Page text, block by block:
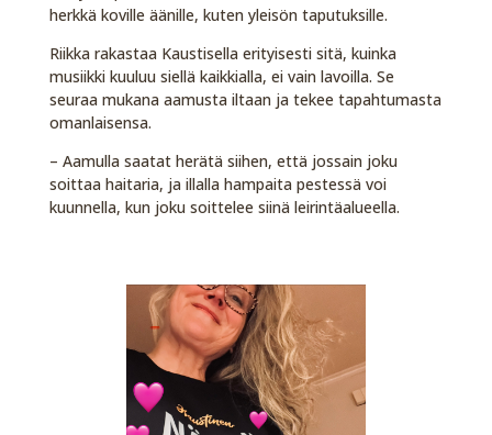
herkkä koville äänille, kuten yleisön taputuksille.
Riikka rakastaa Kaustisella erityisesti sitä, kuinka
musiikki kuuluu siellä kaikkialla, ei vain lavoilla. Se
seuraa mukana aamusta iltaan ja tekee tapahtumasta
omanlaisensa.
– Aamulla saatat herätä siihen, että jossain joku
soittaa haitaria, ja illalla hampaita pestessä voi
kuunnella, kun joku soittelee siinä leirintäalueella.